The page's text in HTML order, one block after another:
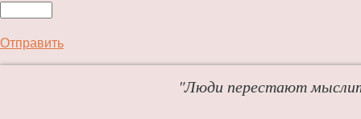
Отправить
"Люди перестают